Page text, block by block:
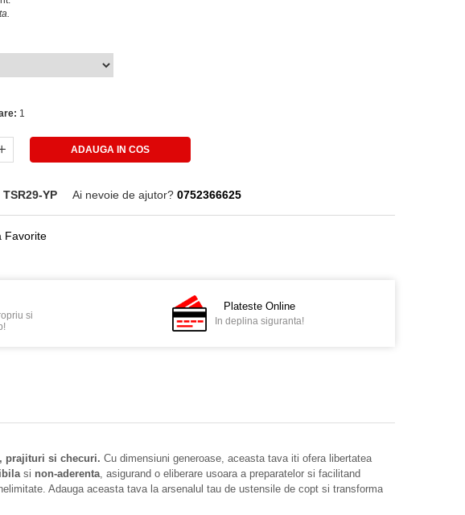
1
ADAUGA IN COS
TSR29-YP Ai nevoie de ajutor? 0752366625
Favorite
si
Plateste Online
In deplina siguranta!
prajituri si checuri. Cu dimensiuni generoase, aceasta tava iti ofera libertatea
si non-aderenta, asigurand o eliberare usoara a preparatelor si facilitand
Adauga aceasta tava la arsenalul tau de ustensile de copt si transforma